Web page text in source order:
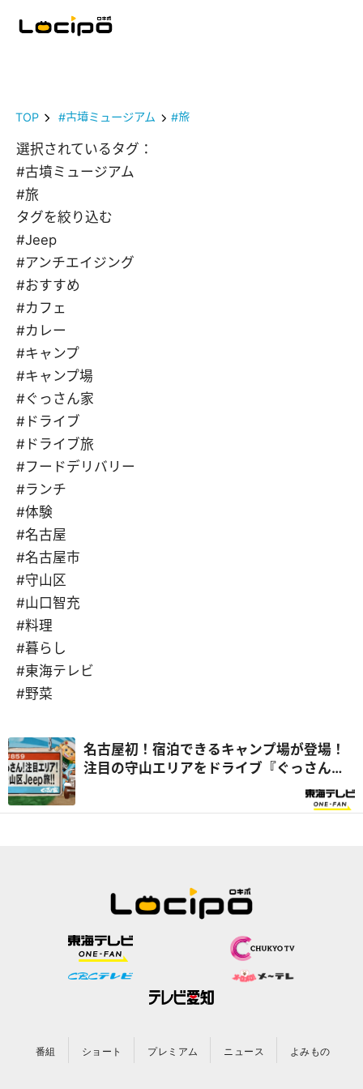
TOP #古墳ミュージアム #旅
選択されているタグ：
#古墳ミュージアム
#旅
タグを絞り込む
#Jeep
#アンチエイジング
#おすすめ
#カフェ
#カレー
#キャンプ
#キャンプ場
#ぐっさん家
#ドライブ
#ドライブ旅
#フードデリバリー
#ランチ
#体験
#名古屋
#名古屋市
#守山区
#山口智充
#料理
#暮らし
#東海テレビ
#野菜
名古屋初！宿泊できるキャンプ場が登場！
注目の守山エリアをドライブ『ぐっさん
番組 ショート プレミアム ニュース よみもの